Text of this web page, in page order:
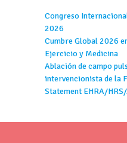
Congreso
2026
Cumbre Global 2026
Ejercicio y Medicina
Ablación de campo
intervencionista de la
Statement EHRA/